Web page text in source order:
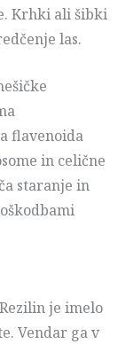
Krhki ali šibki
las.
flavenoida
in celične
staranje in
je imelo
Vendar ga v